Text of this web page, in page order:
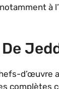
à l’
d’œuvre
complètes